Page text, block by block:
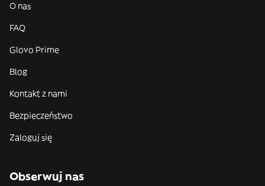
O nas
FAQ
Glovo Prime
Blog
Kontakt z nami
Bezpieczeństwo
Zaloguj się
Obserwuj nas